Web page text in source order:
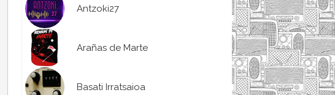
Antzoki27
Arañas de Marte
Basati Irratsaioa